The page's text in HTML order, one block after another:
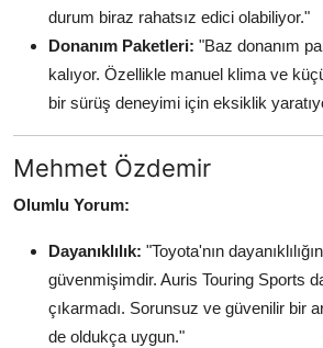
durum biraz rahatsız edici olabiliyor."
Donanım Paketleri: "Baz donanım
kalıyor. Özellikle manuel klima ve
bir sürüş deneyimi için eksiklik
Mehmet Özdemir
Olumlu Yorum:
Dayanıklılık: "Toyota'nın
güvenmişimdir. Auris Touring Sports
çıkarmadı. Sorunsuz ve güvenilir bir
de oldukça uygun."